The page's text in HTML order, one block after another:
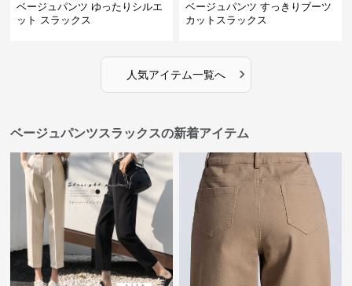
ベージュパンツ ゆったりシルエ
ット スラックス
ベージュパンツ すっきりブーツ
カットスラックス
人気アイテム一覧へ ›
ベージュパンツスラックスの新着アイテム